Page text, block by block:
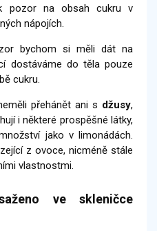
pozor na obsah cukru v
nápojích.
bychom si měli dát na
dostáváme do těla pouze
cukru.
přehánět ani s džusy,
i některé prospěšné látky,
jako v limonádách.
z ovoce, nicméně stále
vlastnostmi.
ve skleničce